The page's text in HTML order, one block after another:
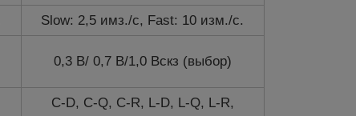
Slow: 2,5 имз./с, Fast: 10 изм./с.
0,3 В/ 0,7 В/1,0 Вскз (выбор)
C-D, C-Q, C-R, L-D, L-Q, L-R,